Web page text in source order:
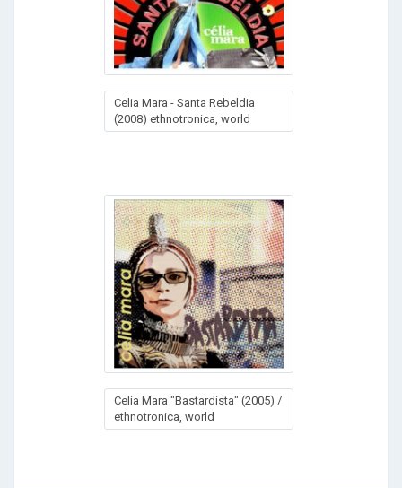
Celia Mara - Santa Rebeldia
(2008) ethnotronica, world
Celia Mara "Bastardista" (2005) /
ethnotronica, world